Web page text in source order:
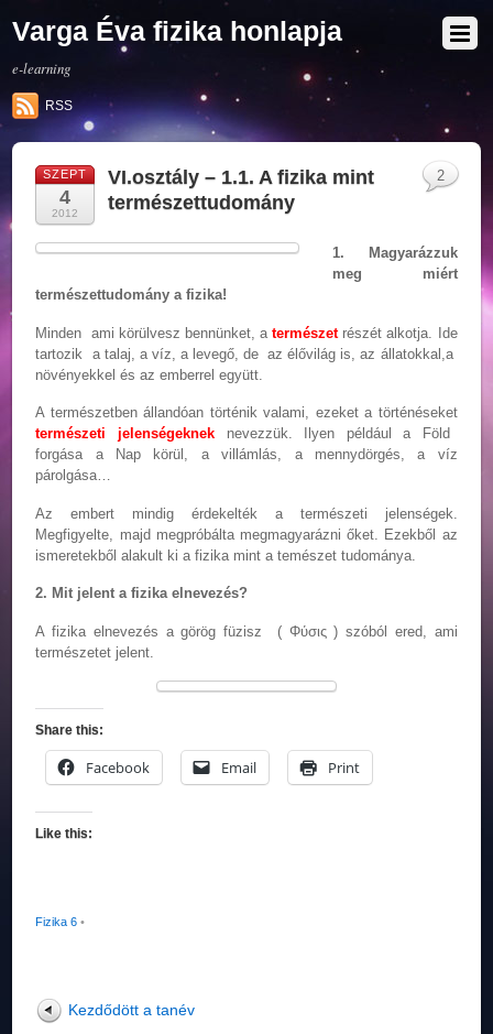
Varga Éva fizika honlapja
e-learning
RSS
SZEPT
4
2012
VI.osztály – 1.1. A fizika mint
természettudomány
1. Magyarázzuk
meg miért
természettudomány a fizika!
Minden ami körülvesz bennünket, atermészetrészét alkotja. Ide
tartozik a talaj, a víz, a levegő, de az élővilág is, az állatokkal,a
növényekkel és az emberrel együtt.
A természetben állandóan történik valami, ezeket a történéseket
természeti jelenségeknek nevezzük. Ilyen például a Föld
forgása a Nap körül, a villámlás, a mennydörgés, a víz
párolgása…
Az embert mindig érdekelték a természeti jelenségek.
Megfigyelte, majd megpróbálta megmagyarázni őket. Ezekből az
ismeretekből alakult ki a fizika mint a temészet tudománya.
2. Mit jelent a fizika elnevezés?
A fizika elnevezés a görög füzisz ( Φύσις ) szóból ered, ami
természetet jelent.
Share this:
Facebook Email Print
Like this:
Fizika 6 •
2
Kezdődött a tanév